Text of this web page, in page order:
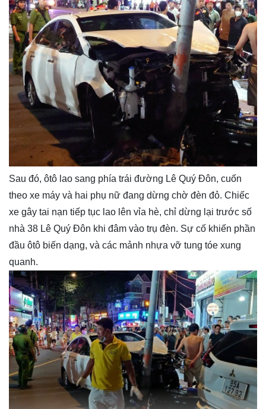
Sau đó, ôtô lao sang phía trái đường Lê Quý Đôn, cuốn
theo xe máy và hai phụ nữ đang dừng chờ đèn đỏ. Chiếc
xe gây tai nạn tiếp tục lao lên vỉa hè, chỉ dừng lại trước số
nhà 38 Lê Quý Đôn khi đâm vào trụ đèn. Sự cố khiến phần
đầu ôtô biến dạng, và các mảnh nhựa vỡ tung tóe xung
quanh.